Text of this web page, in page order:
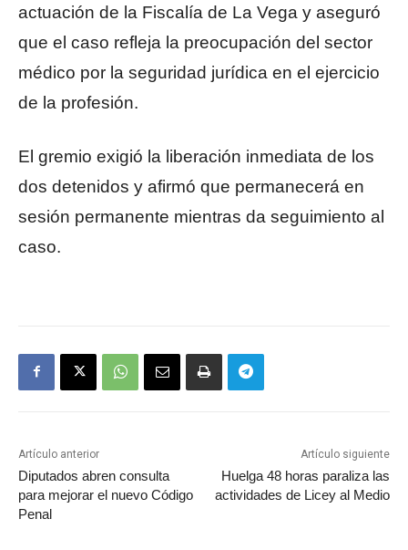
actuación de la Fiscalía de La Vega y aseguró
que el caso refleja la preocupación del sector
médico por la seguridad jurídica en el ejercicio
de la profesión.
El gremio exigió la liberación inmediata de los
dos detenidos y afirmó que permanecerá en
sesión permanente mientras da seguimiento al
caso.
Artículo anterior
Diputados abren consulta
para mejorar el nuevo Código
Penal
Artículo siguiente
Huelga 48 horas paraliza las
actividades de Licey al Medio